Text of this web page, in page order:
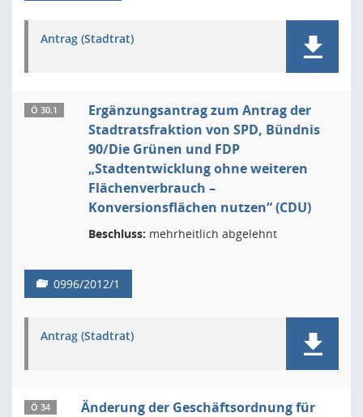
Antrag (Stadtrat)
Ö 30.1
Ergänzungsantrag zum Antrag der
Stadtratsfraktion von SPD, Bündnis
90/Die Grünen und FDP
„Stadtentwicklung ohne weiteren
Flächenverbrauch –
Konversionsflächen nutzen“ (CDU)
Beschluss: mehrheitlich abgelehnt
0996/2012/1
Antrag (Stadtrat)
Ö 34
Änderung der Geschäftsordnung für